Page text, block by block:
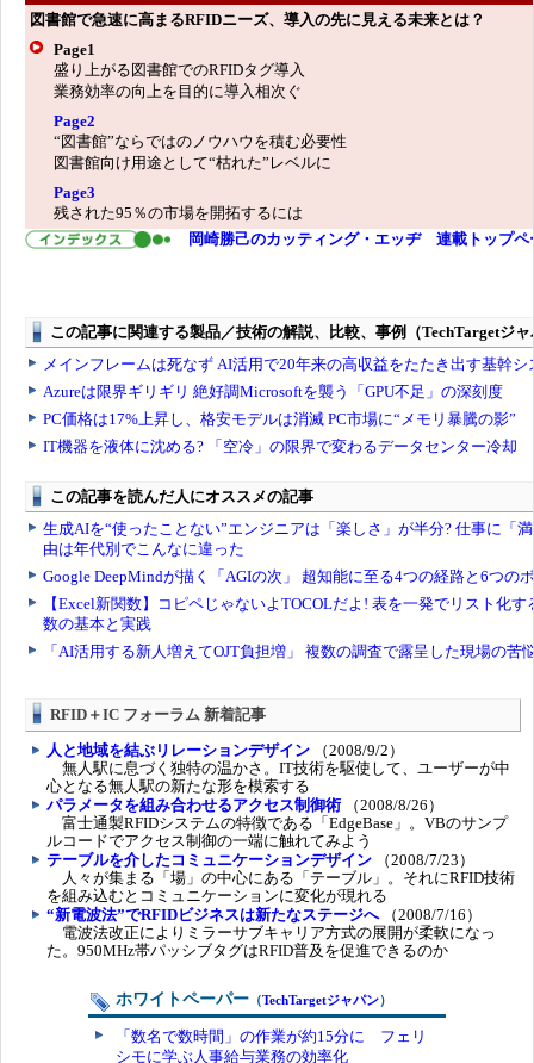
図書館で急速に高まるRFIDニーズ、導入の先に見える未来とは？
Page1
盛り上がる図書館でのRFIDタグ導入
業務効率の向上を目的に導入相次ぐ
Page2
“図書館”ならではのノウハウを積む必要性
図書館向け用途として“枯れた”レベルに
Page3
残された95％の市場を開拓するには
岡崎勝己のカッティング・エッヂ 連載トップペ
RFID＋IC フォーラム 新着記事
人と地域を結ぶリレーションデザイン （2008/9/2）
無人駅に息づく独特の温かさ。IT技術を駆使して、ユーザーが中
心となる無人駅の新たな形を模索する
パラメータを組み合わせるアクセス制御術 （2008/8/26）
富士通製RFIDシステムの特徴である「EdgeBase」。VBのサンプ
ルコードでアクセス制御の一端に触れてみよう
テーブルを介したコミュニケーションデザイン （2008/7/23）
人々が集まる「場」の中心にある「テーブル」。それにRFID技術
を組み込むとコミュニケーションに変化が現れる
“新電波法”でRFIDビジネスは新たなステージへ（2008/7/16）
電波法改正によりミラーサブキャリア方式の展開が柔軟になっ
た。950MHz帯パッシブタグはRFID普及を促進できるのか
ホワイトペーパー （TechTargetジャパン）
「数名で数時間」の作業が約15分に フェリ
シモに学ぶ人事給与業務の効率化